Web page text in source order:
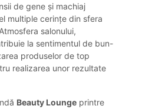
de gene și machiaj
multiple cerințe din sfera
salonului,
la sentimentul de bun-
produselor de top
realizarea unor rezultate
Beauty Lounge printre